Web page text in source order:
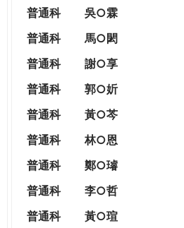
普通科
吳○霖
普通科
馬○閎
普通科
謝○享
普通科
郭○妡
普通科
黃○芩
普通科
林○恩
普通科
鄭○璿
普通科
李○哲
普通科
黃○瑄